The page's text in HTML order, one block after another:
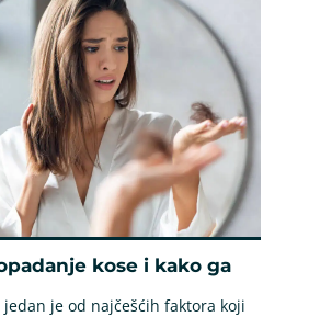
kose i kako ga
je od najčešćih faktora koji